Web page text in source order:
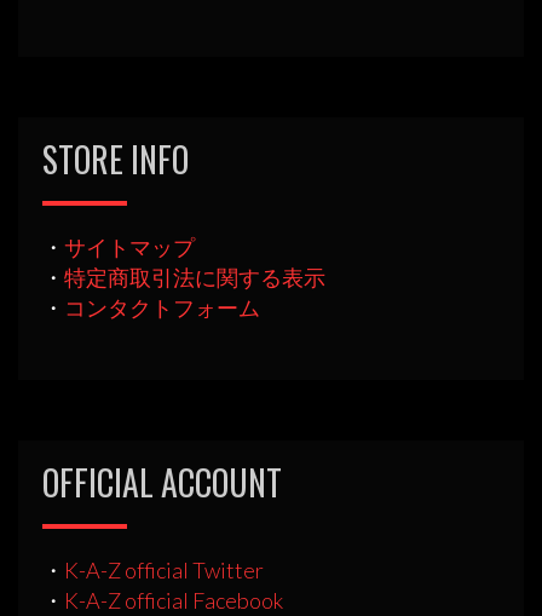
STORE INFO
・ サイトマップ
・ 特定商取引法に関する表示
・ コンタクトフォーム
OFFICIAL ACCOUNT
・ K-A-Z official Twitter
・ K-A-Z official Facebook